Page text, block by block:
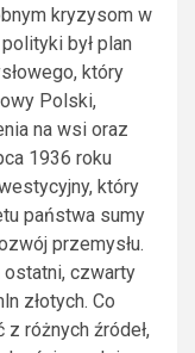
kryzysom w
był plan
który
Polski,
na wsi oraz
1936 roku
który
państwa sumy
przemysłu.
ostatni, czwarty
złotych. Co
różnych źródeł,